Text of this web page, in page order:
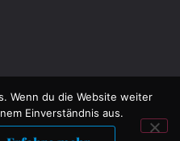
Wenn du die Website weiter
Einverständnis aus.